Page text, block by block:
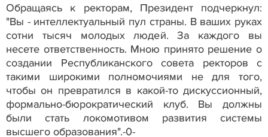
Обращаясь к ректорам, Президент подчеркнул:
"Вы - интеллектуальный пул страны. В ваших руках
сотни тысяч молодых людей. За каждого вы
несете ответственность. Мною принято решение о
создании Республиканского совета ректоров с
такими широкими полномочиями не для того,
чтобы он превратился в какой-то дискуссионный,
формально-бюрократический клуб. Вы должны
были стать локомотивом развития системы
высшего образования".-0-